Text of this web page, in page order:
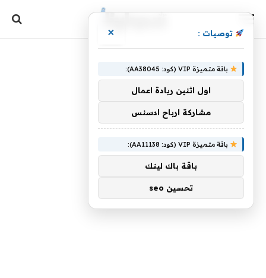
توصيات : ×
باقة متميزة VIP (كود: AA38045):
اول اثنين ريادة اعمال
مشاركة ارباح ادسنس
باقة متميزة VIP (كود: AA11138):
باقة باك لينك
تحسين seo